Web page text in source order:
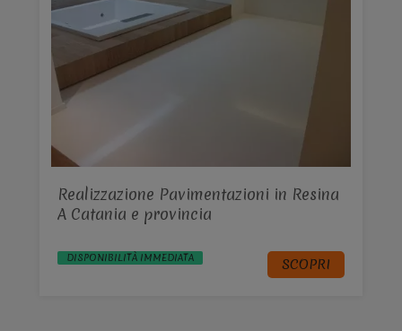
Realizzazione Pavimentazioni in Resina
A Catania e provincia
DISPONIBILITÀ IMMEDIATA SCOPRI